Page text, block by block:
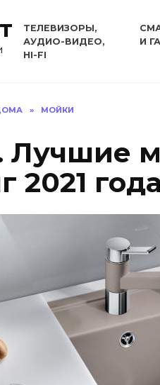
ТЕЛЕВИЗОРЫ,
АУДИО-ВИДЕО,
HI-FI
И
» МОЙКИ
2021